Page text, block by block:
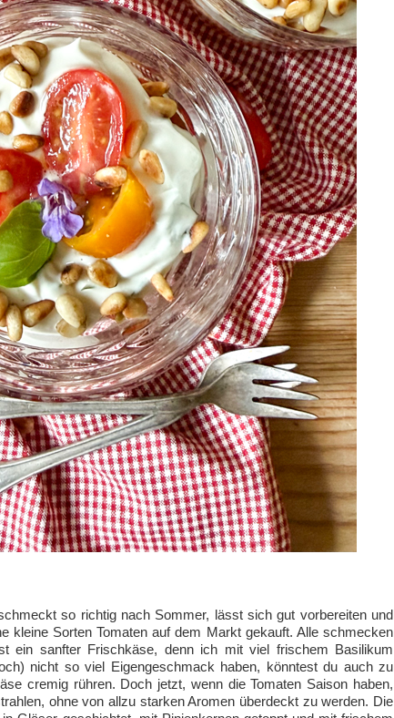
so richtig nach Sommer, lässt sich gut vorbereiten und
kleine Sorten Tomaten auf dem Markt gekauft. Alle schmecken
ein sanfter Frischkäse, denn ich mit viel frischem Basilikum
nicht so viel Eigengeschmack haben, könntest du auch zu
cremig rühren. Doch jetzt, wenn die Tomaten Saison haben,
ohne von allzu starken Aromen überdeckt zu werden. Die